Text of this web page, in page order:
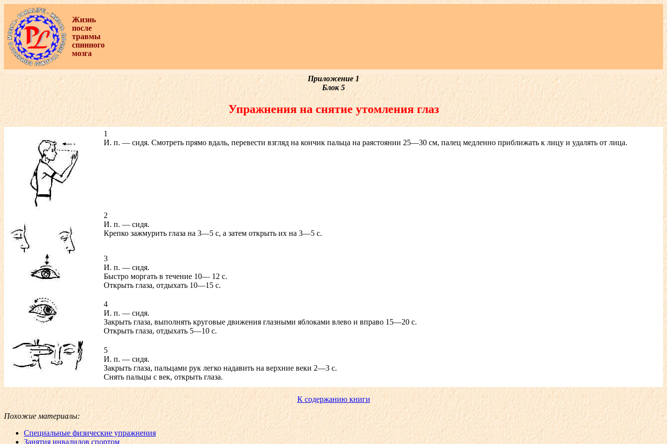
Жизнь
после
травмы
спинного
мозга
Приложение 1
Блок 5
Упражнения на снятие утомления глаз
1
И. п. — сидя. Смотреть прямо вдаль, перевести взгляд на кончик пальца на раястоянии 25—30 см, палец медленно приближать к лицу и удалять от лица.
2
И. п. — сидя.
Крепко зажмурить глаза на 3—5 с, а затем открыть их на 3—5 с.
3
И. п. — сидя.
Быстро моргать в течение 10— 12 с.
Открыть глаза, отдыхать 10—15 с.
4
И. п. — сидя.
Закрыть глаза, выполнять круговые движения глазными яблоками влево и вправо 15—20 с.
Открыть глаза, отдыхать 5—10 с.
5
И. п. — сидя.
Закрыть глаза, пальцами рук легко надавить на верхние веки 2—3 с.
Снять пальцы с век, открыть глаза.
К содержанию книги
Похожие материалы:
Специальные физические упражнения
Занятия инвалидов спортом